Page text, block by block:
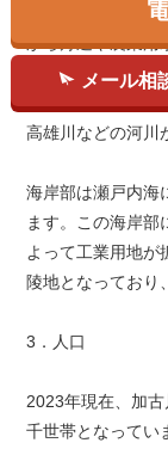
市の中央を南北
から舟運や農業用
よって形成され
地として開発が進
高雄川などの河川
海岸部は瀬戸内海
ます。この海岸部
よって工業用地が
陵地となっており
3．人口
2023年現在、加
千世帯となってい
メール相